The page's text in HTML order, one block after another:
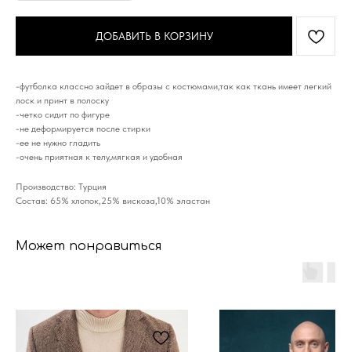
ДОБАВИТЬ В КОРЗИНУ
-футболка классно зайдет в образы с костюмами,так как ткань имеет легкий
лоск и принт в полоску
-четко сидит по фигуре
-не деформируется после стирки
-ее не нужно гладить
-очень приятная к телу,мягкая и удобная
Производство: Турция
Состав: 65% хлопок,25% вискоза,10% эластан
Может понравиться